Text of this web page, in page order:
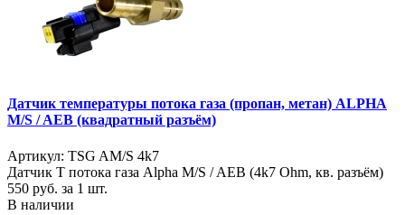
Датчик температуры потока газа (пропан, метан) ALPHA
M/S / AEB (квадратный разъём)
Артикул: TSG AM/S 4k7
Датчик Т потока газа Alpha M/S / AEB (4k7 Ohm, кв. разъём)
550 руб. за 1 шт.
В наличии